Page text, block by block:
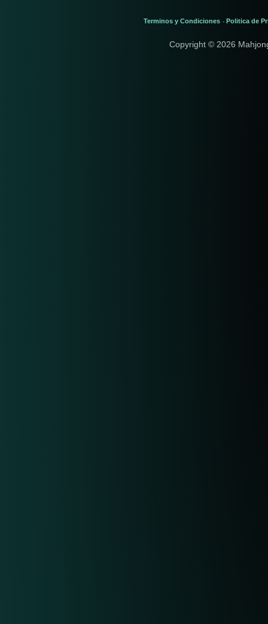
Terminos y Condiciones - Politica de
Copyright © 2026